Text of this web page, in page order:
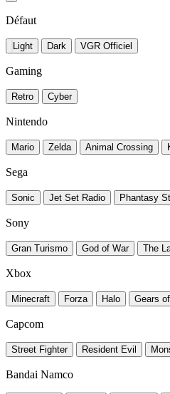
Défaut
Light Dark VGR Officiel
Gaming
Retro Cyber
Nintendo
Mario Zelda Animal Crossing
Sega
Sonic Jet Set Radio Phantasy
Sony
Gran Turismo God of War The
Xbox
Minecraft Forza Halo Gears
Capcom
Street Fighter Resident Evil
Bandai Namco